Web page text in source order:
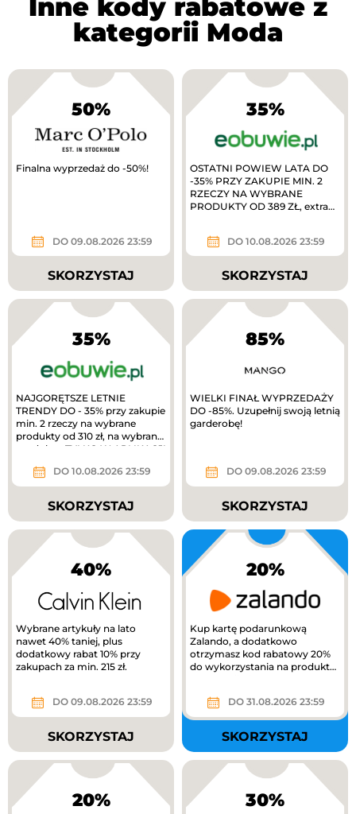
Inne kody rabatowe z
kategorii Moda
50%
Finalna wyprzedaż do -50%!
DO 09.08.2026 23:59
SKORZYSTAJ
35%
OSTATNI POWIEW LATA DO
-35% PRZY ZAKUPIE MIN. 2
RZECZY NA WYBRANE
PRODUKTY OD 389 ZŁ, extra
DO 10.08.2026 23:59
SKORZYSTAJ
35%
NAJGORĘTSZE LETNIE
TRENDY DO - 35% przy zakupie
min. 2 rzeczy na wybrane
produkty od 310 zł, na wybrane
produkty. TYLKO W APLIKACJI
DO 10.08.2026 23:59
SKORZYSTAJ
85%
WIELKI FINAŁ WYPRZEDAŻY
DO -85%. Uzupełnij swoją letnią
garderobę!
DO 09.08.2026 23:59
SKORZYSTAJ
40%
Wybrane artykuły na lato
nawet 40% taniej, plus
dodatkowy rabat 10% przy
zakupach za min. 215 zł.
DO 09.08.2026 23:59
SKORZYSTAJ
20%
Kup kartę podarunkową
Zalando, a dodatkowo
otrzymasz kod rabatowy 20%
do wykorzystania na produkty
DO 31.08.2026 23:59
SKORZYSTAJ
20% 30%